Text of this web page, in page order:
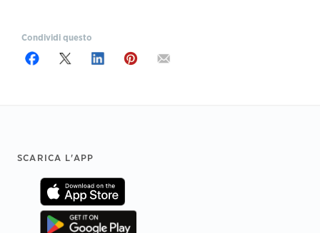
Condividi questo
Footer
SCARICA L'APP